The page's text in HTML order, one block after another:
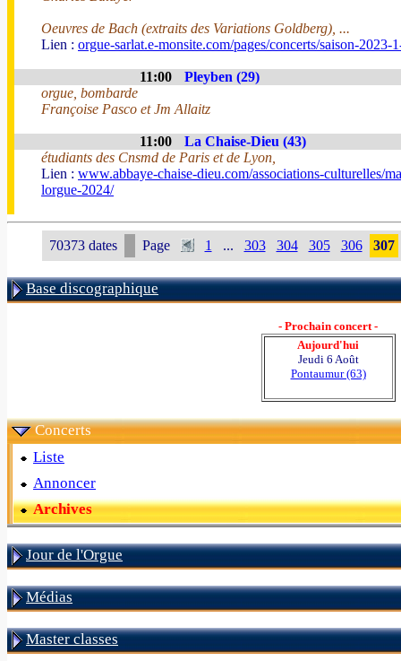
Oeuvres de Bach (extraits des Variations Goldberg), ...
Lien : orgue-sarlat.e-monsite.com/pages/concerts/saison-2023-
11:00
Pleyben (29)
orgue, bombarde
Françoise Pasco et Jm Allaitz
11:00
La Chaise-Dieu (43)
étudiants des Cnsmd de Paris et de Lyon,
Lien : www.abbaye-chaise-dieu.com/associations-culturelles/
lorgue-2024/
70373 dates Page 1 ... 303 304 305 306 307
Base discographique
- Prochain concert -
Aujourd'hui
Jeudi 6 Août
Pontaumur (63)
Concerts
Liste
Annoncer
Archives
Jour de l'Orgue
Médias
Master classes